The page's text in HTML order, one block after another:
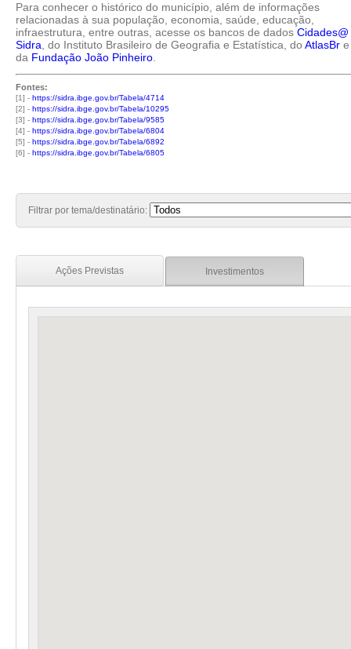
Para conhecer o histórico do município, além de informações
relacionadas à sua população, economia, saúde, educação,
infraestrutura, entre outras, acesse os bancos de dados Cidades@
Sidra , do Instituto Brasileiro de Geografia e Estatística, doAtlasBr e
da Fundação João Pinheiro
Fontes:
[1] - https://sidra.ibge.gov.br/Tabela/4714
[2] - https://sidra.ibge.gov.br/Tabela/10295
[3] - https://sidra.ibge.gov.br/Tabela/9585
[4] - https://sidra.ibge.gov.br/Tabela/6804
[5] - https://sidra.ibge.gov.br/Tabela/6892
[6] - https://sidra.ibge.gov.br/Tabela/6805
Filtrar por tema/destinatário:
Ações Previstas Investimentos